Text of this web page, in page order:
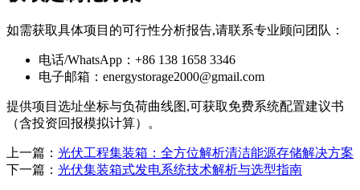
如需获取具体项目的可行性分析报告,请联系专业顾问团队：
电话/WhatsApp：+86 138 1658 3346
电子邮箱： energystorage2000@gmail.com
提供项目选址坐标与负荷曲线图,可获取免费系统配置建议书
（含投资回报模拟计算）。
上一篇： 光伏工程集装箱：全方位解析清洁能源存储解决方案
下一篇： 光伏集装箱式发电系统技术解析与选型指南